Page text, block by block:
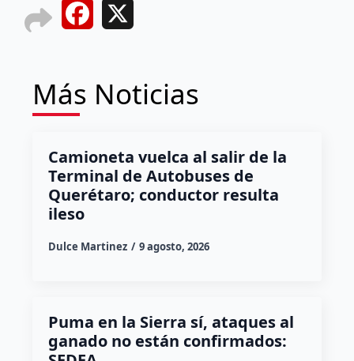
Facebook
Más Noticias
Camioneta vuelca al salir de la
Terminal de Autobuses de
Querétaro; conductor resulta
ileso
Dulce Martinez 9 agosto, 2026
Puma en la Sierra sí, ataques al
ganado no están confirmados: